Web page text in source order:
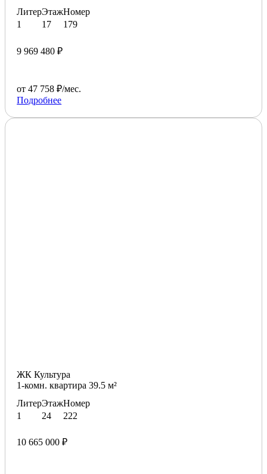
Литер
1
Этаж
17
Номер
179
9 969 480 ₽
от 47 758 ₽/мес.
Подробнее
ЖК Культура
1-комн. квартира 39.5 м²
Литер
1
Этаж
24
Номер
222
10 665 000 ₽